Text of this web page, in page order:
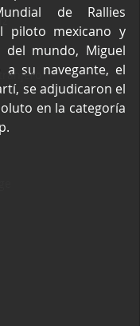
de Rallies
piloto mexicano y
del mundo, Miguel
a su navegante, el
se adjudicaron el
en la categoría